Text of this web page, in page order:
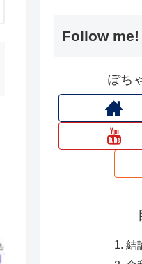
Follow me!
ぽち
結